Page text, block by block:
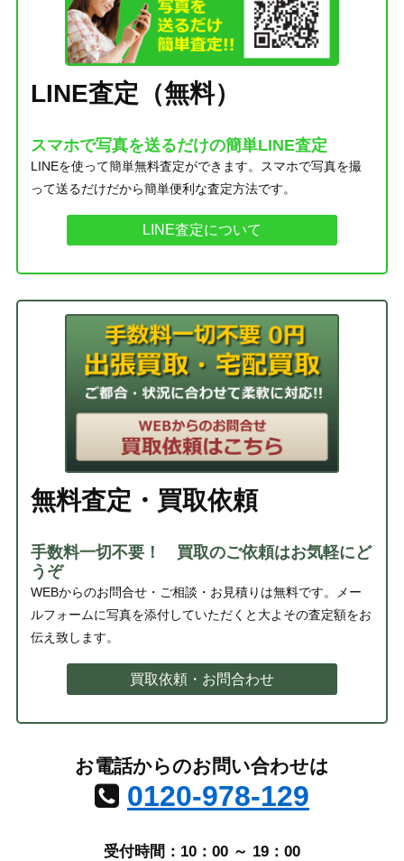
LINE査定（無料）
スマホで写真を送るだけの簡単LINE査定
LINEを使って簡単無料査定ができます。スマホで写真を撮
って送るだけだから簡単便利な査定方法です。
LINE査定について
無料査定・買取依頼
手数料一切不要！ 買取のご依頼はお気軽にど
うぞ
WEBからのお問合せ・ご相談・お見積りは無料です。メー
ルフォームに写真を添付していただくと大よその査定額をお
伝え致します。
買取依頼・お問合わせ
お電話からのお問い合わせは
0120-978-129
受付時間：10：00 ～ 19：00